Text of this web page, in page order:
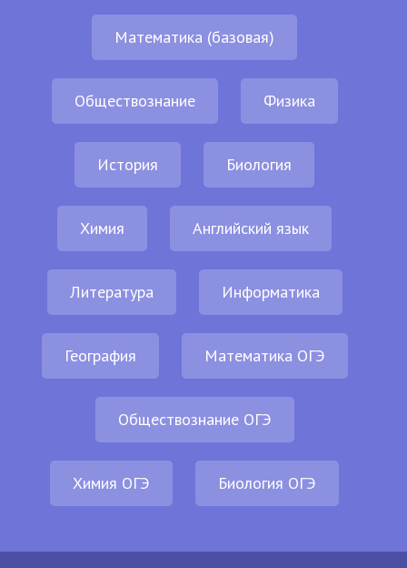
Математика (базовая)
Обществознание Физика
История Биология
Химия Английский язык
Литература Информатика
География Математика ОГЭ
Обществознание ОГЭ
Химия ОГЭ Биология ОГЭ